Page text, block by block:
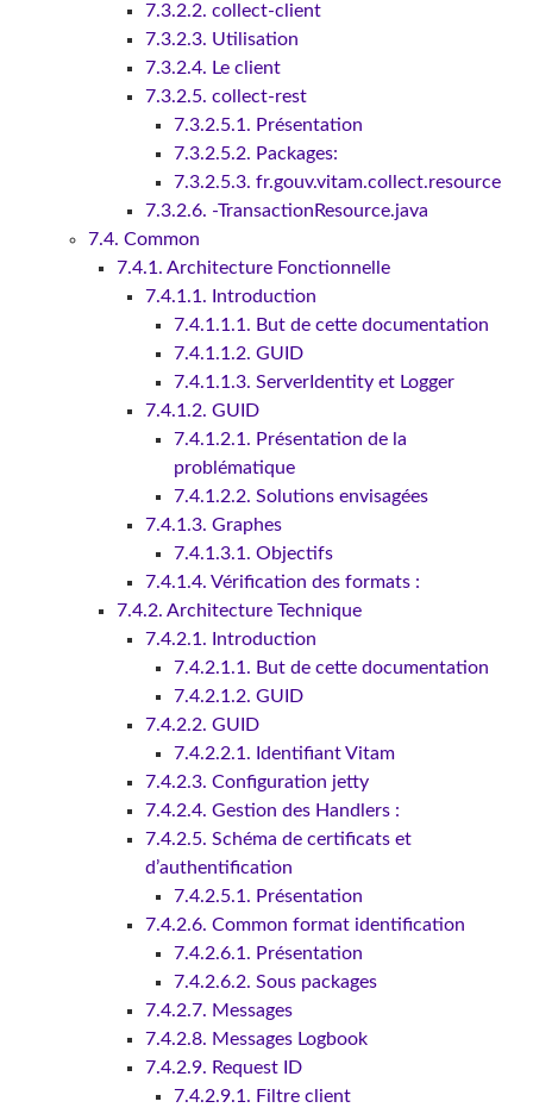
7.3.2.2. collect-client
7.3.2.3. Utilisation
7.3.2.4. Le client
7.3.2.5. collect-rest
7.3.2.5.1. Présentation
7.3.2.5.2. Packages:
7.3.2.5.3. fr.gouv.vitam.collect.resource
7.3.2.6. -TransactionResource.java
7.4. Common
7.4.1. Architecture Fonctionnelle
7.4.1.1. Introduction
7.4.1.1.1. But de cette documentation
7.4.1.1.2. GUID
7.4.1.1.3. ServerIdentity et Logger
7.4.1.2. GUID
7.4.1.2.1. Présentation de la
problématique
7.4.1.2.2. Solutions envisagées
7.4.1.3. Graphes
7.4.1.3.1. Objectifs
7.4.1.4. Vérification des formats :
7.4.2. Architecture Technique
7.4.2.1. Introduction
7.4.2.1.1. But de cette documentation
7.4.2.1.2. GUID
7.4.2.2. GUID
7.4.2.2.1. Identifiant Vitam
7.4.2.3. Configuration jetty
7.4.2.4. Gestion des Handlers :
7.4.2.5. Schéma de certificats et
d’authentification
7.4.2.5.1. Présentation
7.4.2.6. Common format identification
7.4.2.6.1. Présentation
7.4.2.6.2. Sous packages
7.4.2.7. Messages
7.4.2.8. Messages Logbook
7.4.2.9. Request ID
7.4.2.9.1. Filtre client